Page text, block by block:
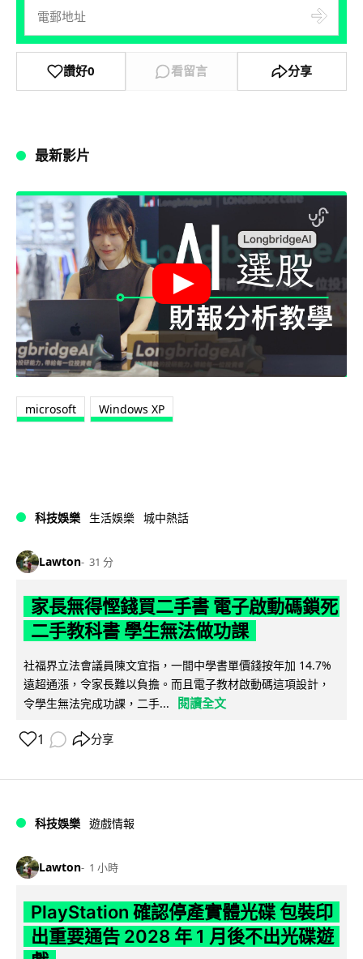
讚好0 看留言 分享
最新影片
microsoft Windows XP
科技娛樂 生活娛樂 城中熱話
Lawton 31 分
家長無得慳錢買二手書 電子啟動碼鎖死
二手教科書 學生無法做功課
社福界立法會議員陳文宜指，一間中學書單價錢按年加 14.7%
遠超通漲，令家長難以負擔。而且電子教材啟動碼這項設計，
令學生無法完成功課，二手...
閱讀全文
1 分享
科技娛樂 遊戲情報
Lawton 1 小時
PlayStation 確認停產實體光碟 包裝印
出重要通告 2028 年 1 月後不出光碟遊